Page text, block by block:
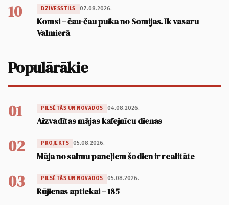
10 DZĪVESSTILS 07.08.2026.
Komsi – čau-čau puika no Somijas. Ik vasaru
Valmierā
Populārākie
01 PILSĒTĀS UN NOVADOS 04.08.2026.
Aizvadītas mājas kafejnīcu dienas
02 PROJEKTS 05.08.2026.
Māja no salmu paneļiem šodien ir realitāte
03 PILSĒTĀS UN NOVADOS 05.08.2026.
Rūjienas aptiekai – 185